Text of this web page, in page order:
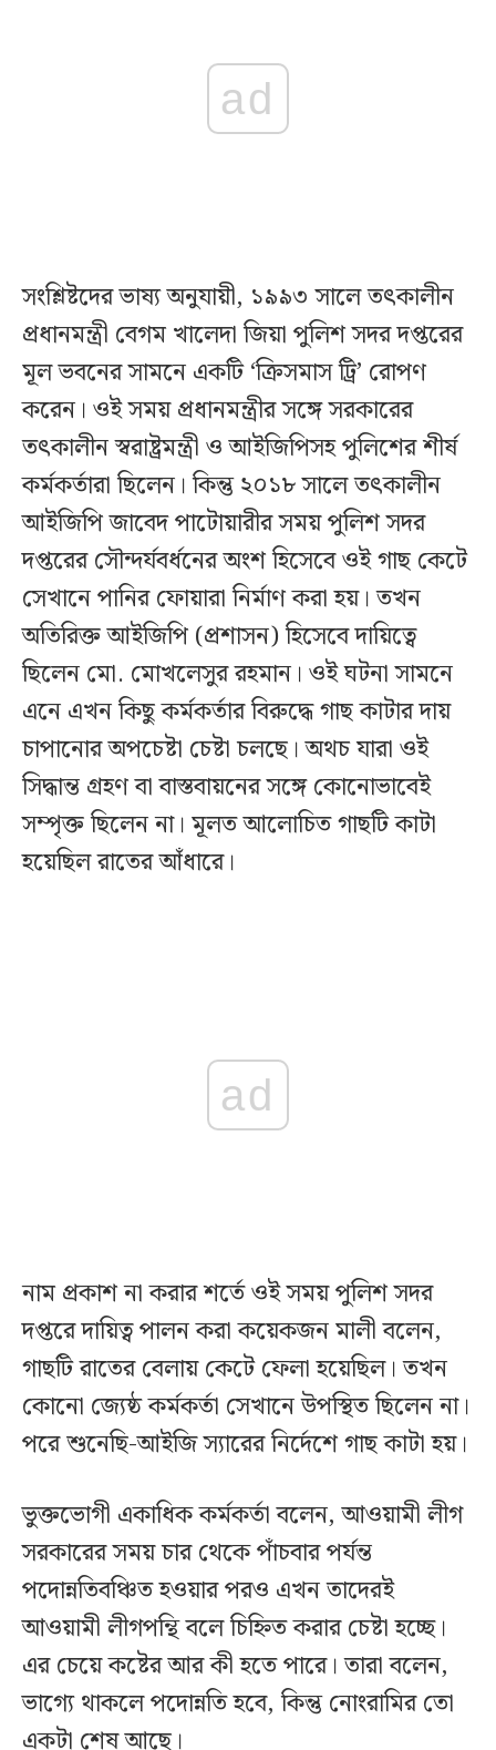
ad
সংশ্লিষ্টদের ভাষ্য অনুযায়ী, ১৯৯৩ সালে তৎকালীন
প্রধানমন্ত্রী বেগম খালেদা জিয়া পুলিশ সদর দপ্তরের
মূল ভবনের সামনে একটি ‘ক্রিসমাস ট্রি’ রোপণ
করেন। ওই সময় প্রধানমন্ত্রীর সঙ্গে সরকারের
তৎকালীন স্বরাষ্ট্রমন্ত্রী ও আইজিপিসহ পুলিশের শীর্ষ
কর্মকর্তারা ছিলেন। কিন্তু ২০১৮ সালে তৎকালীন
আইজিপি জাবেদ পাটোয়ারীর সময় পুলিশ সদর
দপ্তরের সৌন্দর্যবর্ধনের অংশ হিসেবে ওই গাছ কেটে
সেখানে পানির ফোয়ারা নির্মাণ করা হয়। তখন
অতিরিক্ত আইজিপি (প্রশাসন) হিসেবে দায়িত্বে
ছিলেন মো. মোখলেসুর রহমান। ওই ঘটনা সামনে
এনে এখন কিছু কর্মকর্তার বিরুদ্ধে গাছ কাটার দায়
চাপানোর অপচেষ্টা চেষ্টা চলছে। অথচ যারা ওই
সিদ্ধান্ত গ্রহণ বা বাস্তবায়নের সঙ্গে কোনোভাবেই
সম্পৃক্ত ছিলেন না। মূলত আলোচিত গাছটি কাটা
হয়েছিল রাতের আঁধারে।
ad
নাম প্রকাশ না করার শর্তে ওই সময় পুলিশ সদর
দপ্তরে দায়িত্ব পালন করা কয়েকজন মালী বলেন,
গাছটি রাতের বেলায় কেটে ফেলা হয়েছিল। তখন
কোনো জ্যেষ্ঠ কর্মকর্তা সেখানে উপস্থিত ছিলেন না।
পরে শুনেছি-আইজি স্যারের নির্দেশে গাছ কাটা হয়।
ভুক্তভোগী একাধিক কর্মকর্তা বলেন, আওয়ামী লীগ
সরকারের সময় চার থেকে পাঁচবার পর্যন্ত
পদোন্নতিবঞ্চিত হওয়ার পরও এখন তাদেরই
আওয়ামী লীগপন্থি বলে চিহ্নিত করার চেষ্টা হচ্ছে।
এর চেয়ে কষ্টের আর কী হতে পারে। তারা বলেন,
ভাগ্যে থাকলে পদোন্নতি হবে, কিন্তু নোংরামির তো
একটা শেষ আছে।